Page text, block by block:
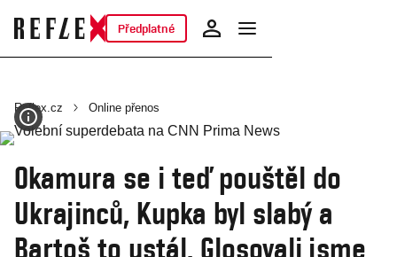
Předplatné
Reflex.cz Online přenos
Okamura se i teď pouštěl do
Ukrajinců, Kupka byl slabý a
Bartoš to ustál. Glosovali jsme